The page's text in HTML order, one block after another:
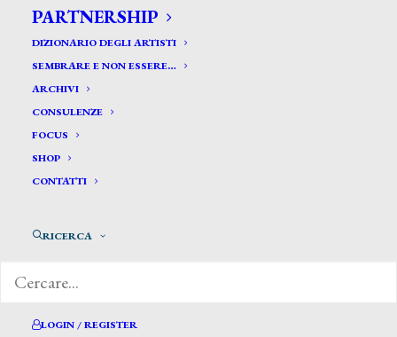
PARTNERSHIP
DIZIONARIO DEGLI ARTISTI
SEMBRARE E NON ESSERE…
ARCHIVI
CONSULENZE
FOCUS
SHOP
CONTATTI
RICERCA
LOGIN / REGISTER